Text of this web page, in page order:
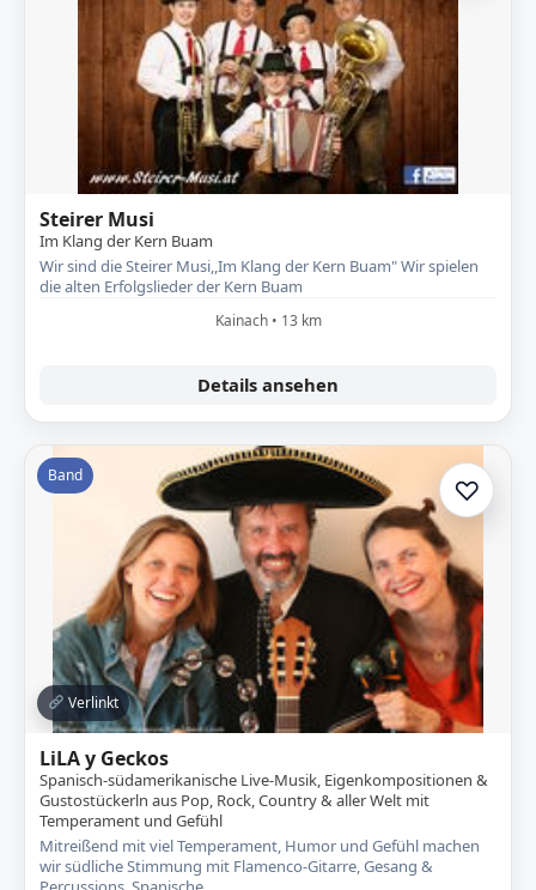
Steirer Musi
Im Klang der Kern Buam
Wir sind die Steirer Musi,,Im Klang der Kern Buam" Wir spielen
die alten Erfolgslieder der Kern Buam
Kainach • 13 km
Details ansehen
Band
Verlinkt
♡Zur
LiLA y Geckos
Spanisch-südamerikanische Live-Musik, Eigenkompositionen &
Gustostückerln aus Pop, Rock, Country & aller Welt mit
Temperament und Gefühl
Mitreißend mit viel Temperament, Humor und Gefühl machen
wir südliche Stimmung mit Flamenco-Gitarre, Gesang &